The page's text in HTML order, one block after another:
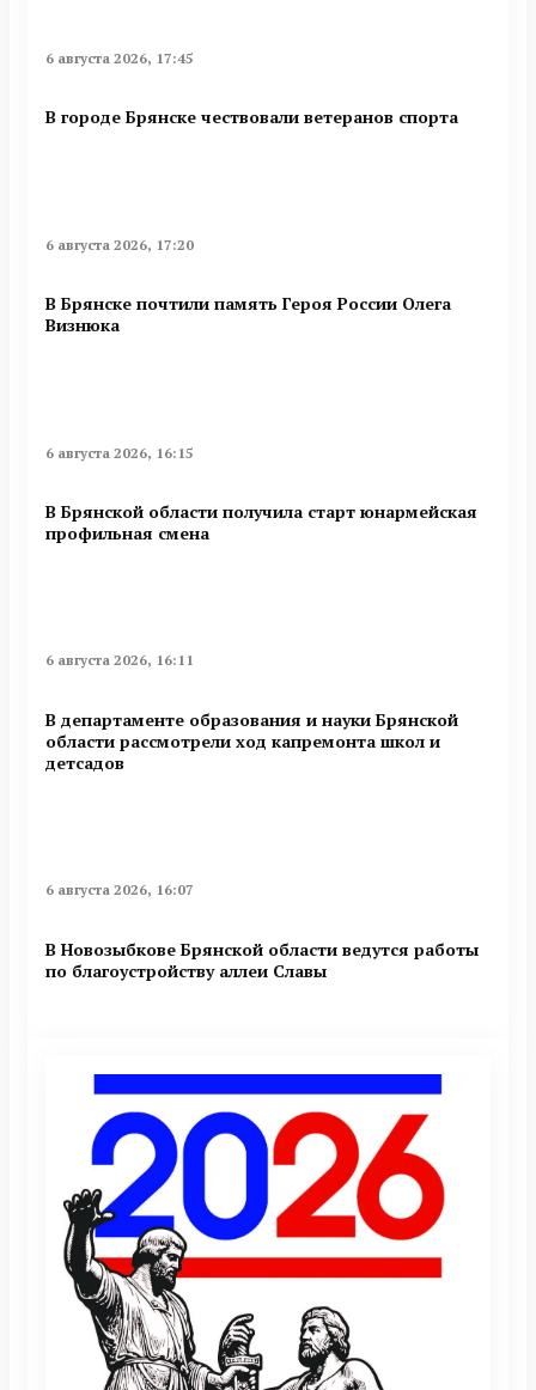
6 августа 2026, 17:45
В городе Брянске чествовали ветеранов спорта
6 августа 2026, 17:20
В Брянске почтили память Героя России Олега
Визнюка
6 августа 2026, 16:15
В Брянской области получила старт юнармейская
профильная смена
6 августа 2026, 16:11
В департаменте образования и науки Брянской
области рассмотрели ход капремонта школ и
детсадов
6 августа 2026, 16:07
В Новозыбкове Брянской области ведутся работы
по благоустройству аллеи Славы